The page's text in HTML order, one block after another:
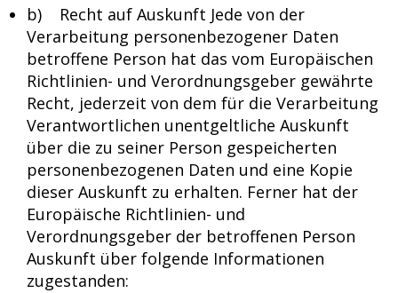
b) Recht auf Auskunft Jede von der
Verarbeitung personenbezogener Daten
betroffene Person hat das vom Europäischen
Richtlinien- und Verordnungsgeber gewährte
Recht, jederzeit von dem für die Verarbeitung
Verantwortlichen unentgeltliche Auskunft
über die zu seiner Person gespeicherten
personenbezogenen Daten und eine Kopie
dieser Auskunft zu erhalten. Ferner hat der
Europäische Richtlinien- und
Verordnungsgeber der betroffenen Person
Auskunft über folgende Informationen
zugestanden: